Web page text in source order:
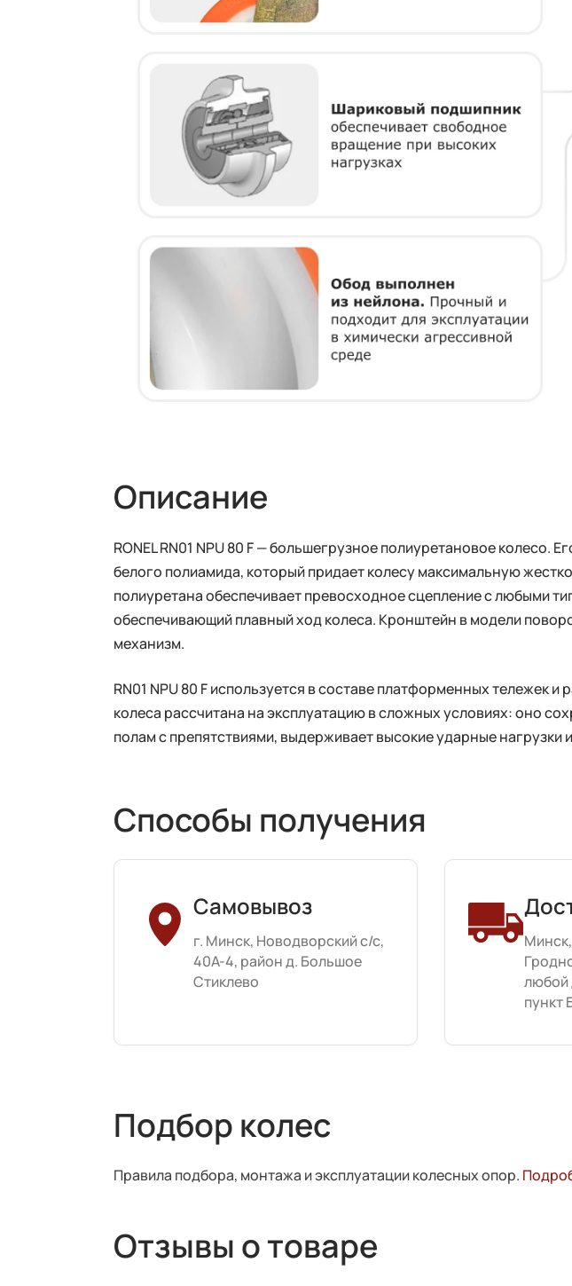
Описание
RONEL RN01 NPU 80 F — большегрузное полиуретановое
белого полиамида, который придает колесу максимальную
полиуретана обеспечивает превосходное сцепление с любыми
обеспечивающий плавный ход колеса. Кронштейн в модели
механизм.
RN01 NPU 80 F используется в составе платформенных
колеса рассчитана на эксплуатацию в сложных условиях: оно
полам с препятствиями, выдерживает высокие ударные нагрузки
Способы получения
Самовывоз
г. Минск, Новодворский с/с,
40А-4, район д. Большое
Стиклево
любой
пункт
Подбор колес
Правила подбора, монтажа и эксплуатации колесных опор.
Отзывы о товаре